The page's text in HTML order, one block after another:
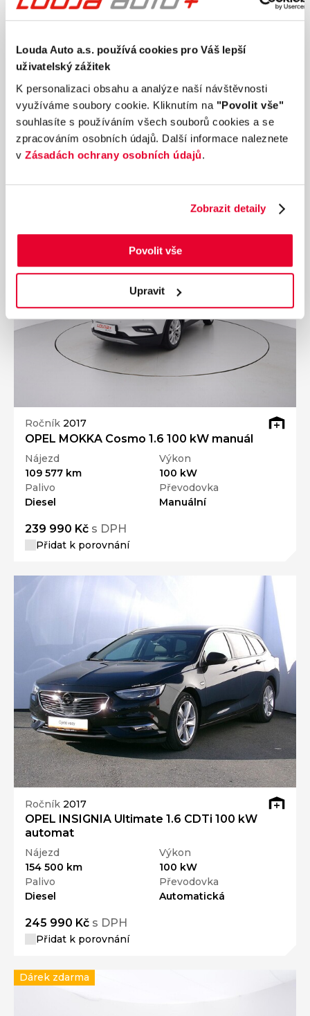
Louda Auto a.s. používá cookies pro Váš lepší
uživatelský zážitek
K personalizaci obsahu a analýze naší návštěvnosti
využíváme soubory cookie. Kliknutím na "Povolit vše"
souhlasíte s používáním všech souborů cookies a se
zpracováním osobních údajů. Další informace naleznete
v Zásadách ochrany osobních údajů.
Zobrazit detaily
Povolit vše
Upravit
Ročník2004
OPEL MERIVA 1.6 I 64 kW manuál
Nájezd
184 415 km
Výkon
64 kW
Palivo
Benzín
Převodovka
Manuální
Přidat k porovnání
Ročník 2017
OPEL MOKKA Cosmo 1.6 100 kW manuál
Nájezd
109 577 km
Výkon
100 kW
Palivo
Diesel
Převodovka
Manuální
239 990 Kč s DPH
Přidat k porovnání
Ročník 2017
OPEL INSIGNIA Ultimate 1.6 CDTi 100 kW
automat
Nájezd
154 500 km
Výkon
100 kW
Palivo
Diesel
Převodovka
Automatická
245 990 Kč s DPH
Přidat k porovnání
Dárek zdarma